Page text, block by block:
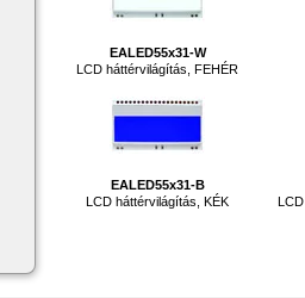
EALED55x31-W
LCD háttérvilágítás, FEHÉR
EALED55x31-B
LCD háttérvilágítás, KÉK